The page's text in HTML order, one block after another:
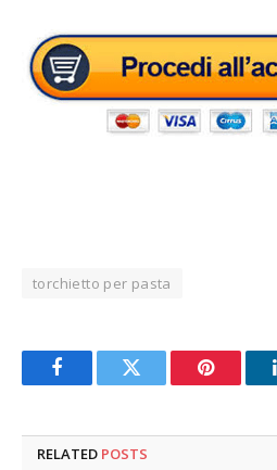
torchietto per pasta
FacebookTwitter Pinterest
RELATED POSTS